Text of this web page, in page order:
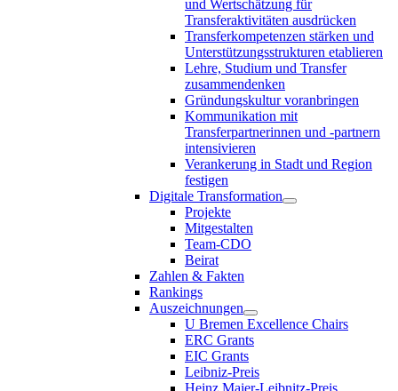
und Wertschätzung für
Transferaktivitäten ausdrücken
Transferkompetenzen stärken und
Unterstützungsstrukturen etablieren
Lehre, Studium und Transfer
zusammendenken
Gründungskultur voranbringen
Kommunikation mit
Transferpartnerinnen und -partnern
intensivieren
Verankerung in Stadt und Region
festigen
Digitale Transformation
Projekte
Mitgestalten
Team-CDO
Beirat
Zahlen & Fakten
Rankings
Auszeichnungen
U Bremen Excellence Chairs
ERC Grants
EIC Grants
Leibniz-Preis
Heinz Maier-Leibnitz-Preis